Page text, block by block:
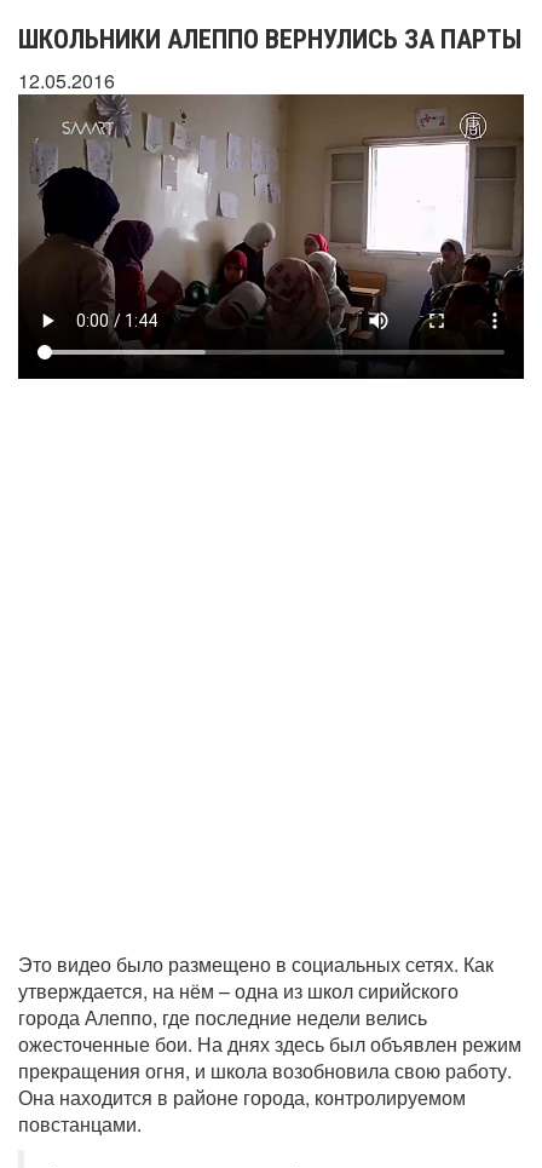
ШКОЛЬНИКИ АЛЕППО ВЕРНУЛИСЬ ЗА ПАРТЫ
12.05.2016
Это видео было размещено в социальных сетях. Как
утверждается, на нём – одна из школ сирийского
города Алеппо, где последние недели велись
ожесточенные бои. На днях здесь был объявлен режим
прекращения огня, и школа возобновила свою работу.
Она находится в районе города, контролируемом
повстанцами.